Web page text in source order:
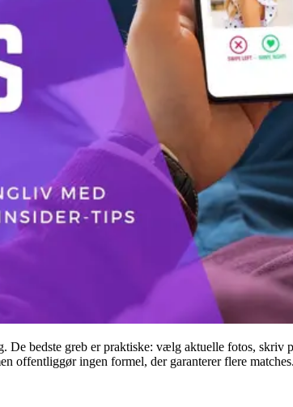
bedste greb er praktiske: vælg aktuelle fotos, skriv
offentliggør ingen formel, der garanterer flere